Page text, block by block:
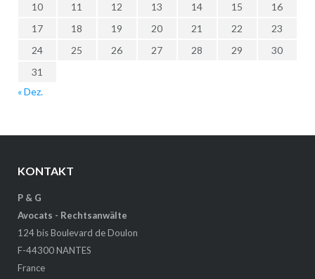
10
11 12 13 14 15
16
17
18 19 20 21 22
23
24
25 26 27 28 29
30
31
« Dez.
KONTAKT
P & G
Avocats - Rechtsanwälte
124 bis Boulevard de Doulon
F-44300 NANTES
France